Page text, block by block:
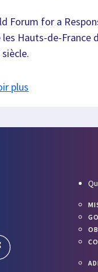
Forum for a
les Hauts-de-
siècle.
plus